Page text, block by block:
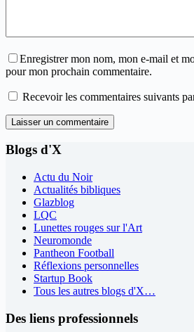
Enregistrer mon nom, mon e-mail et
pour mon prochain commentaire.
Recevoir les commentaires suivants
Laisser un commentaire
Blogs d'X
Actu du Noir
Actualités bibliques
Glazblog
LQC
Lunettes rouges sur l'Art
Neuromonde
Pantheon Football
Réflexions personnelles
Startup Book
Tous les autres blogs d'X…
Des liens professionnels